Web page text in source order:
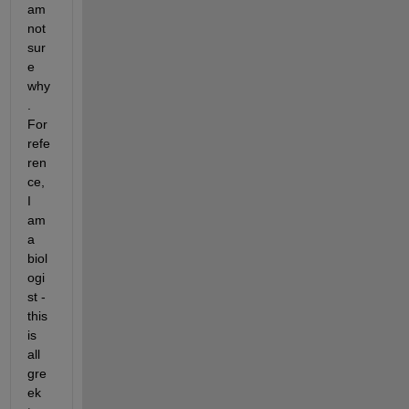
am
not
sur
e
why
For
refe
ren
ce,
I
am
a
biol
ogi
st -
this
is
all
gre
ek